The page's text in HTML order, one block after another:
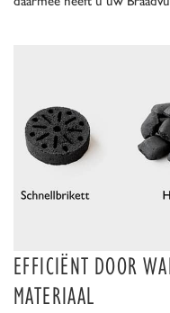
EFFICIËNT DOOR
MATERIAAL